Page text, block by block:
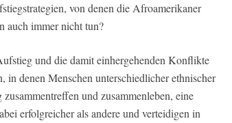
von denen die Afroamerikaner
auch immer nicht tun?
und die damit einhergehenden Konflikte
in denen Menschen unterschiedlicher ethnischer
und zusammenleben, eine
erfolgreicher als andere und verteidigen in